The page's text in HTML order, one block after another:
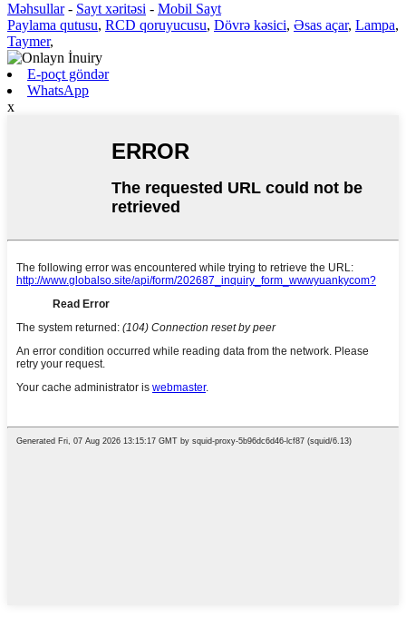
Məhsullar- Sayt xəritəsi - Mobil Sayt
Paylama qutusu, RCD qoruyucusu, Dövrə kəsici, Əsas açar, Lampa,
Taymer,
E-poçt göndər
WhatsApp
x